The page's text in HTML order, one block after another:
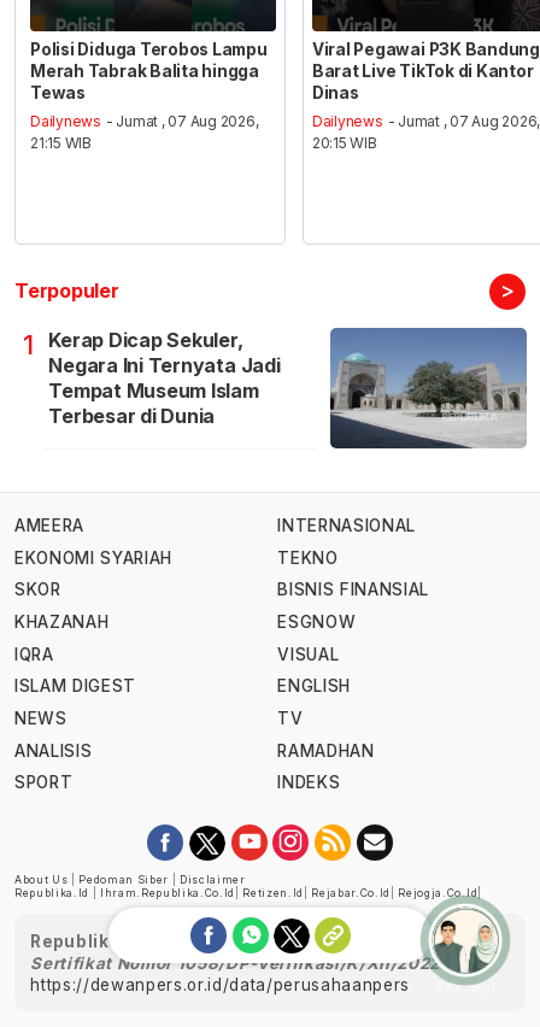
Polisi Diduga Terobos Lampu
Merah Tabrak Balita hingga
Tewas
Dailynews - Jumat , 07 Aug 2026,
21:15 WIB
Viral Pegawai P3K Bandung
Barat Live TikTok di Kantor
Dinas
Dailynews - Jumat , 07 Aug 2026,
20:15 WIB
Terpopuler >
1
Kerap Dicap Sekuler,
Negara Ini Ternyata Jadi
Tempat Museum Islam
Terbesar di Dunia
AMEERA
EKONOMI SYARIAH
SKOR
KHAZANAH
IQRA
ISLAM DIGEST
NEWS
ANALISIS
SPORT
INTERNASIONAL
TEKNO
BISNIS FINANSIAL
ESGNOW
VISUAL
ENGLISH
TV
RAMADHAN
INDEKS
About Us Pedoman Siber
Disclaimer
Republika.id
Ihram.republika.co.id Retizen.id Rejabar.co.id Rejogja.co.id
Republika telah diverifikasi oleh Dewan Pers
Sertifikat Nomor 1058/DP-Verifikasi/K/XII/2022
https://dewanpers.or.id/data/perusahaanpers
Ask me!